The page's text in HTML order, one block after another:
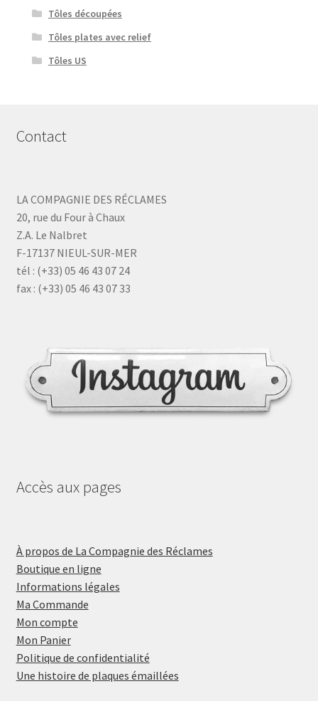
Tôles découpées
Tôles plates avec relief
Tôles US
Contact
LA COMPAGNIE DES RÉCLAMES
20, rue du Four à Chaux
Z.A. Le Nalbret
F-17137 NIEUL-SUR-MER
tél : (+33) 05 46 43 07 24
fax : (+33) 05 46 43 07 33
Accès aux pages
À propos de La Compagnie des Réclames
Boutique en ligne
Informations légales
Ma Commande
Mon compte
Mon Panier
Politique de confidentialité
Une histoire de plaques émaillées